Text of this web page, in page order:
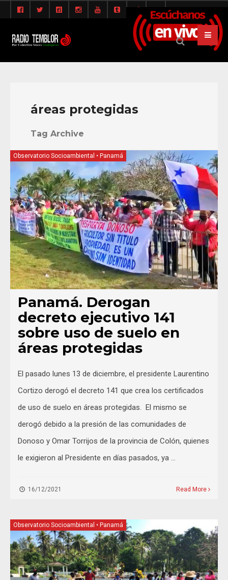
áreas protegidas
Tag Archive
Observatorio Socioambiental • Panamá
Panamá. Derogan
decreto ejecutivo 141
sobre uso de suelo en
áreas protegidas
El pasado lunes 13 de diciembre, el presidente Laurentino
Cortizo derogó el decreto 141 que crea los certificados
de uso de suelo en áreas protegidas. El mismo se
derogó debido a la presión de las comunidades de
Donoso y Omar Torrijos de la provincia de Colón, quienes
le exigieron al Presidente en días pasados, ya …
16/12/2021 Read More
Observatorio Socioambiental • Panamá